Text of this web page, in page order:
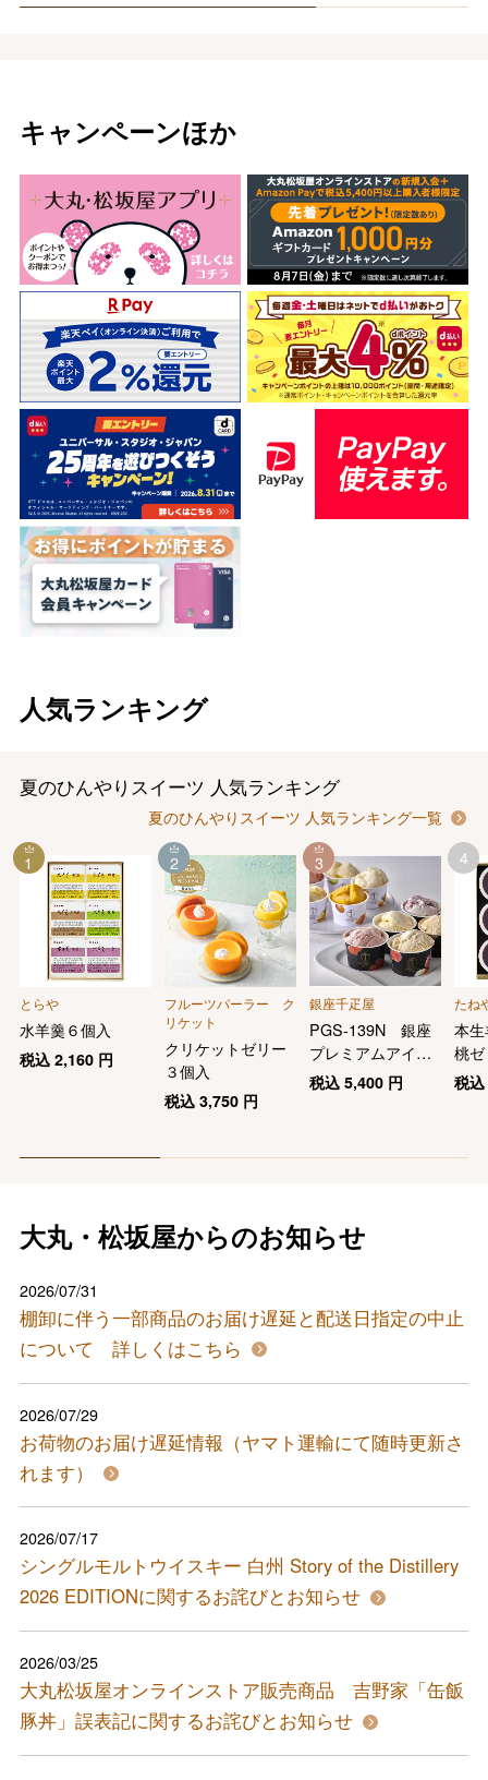
キャンペーンほか
人気ランキング
夏のひんやりスイーツ 人気ランキング
夏のひんやりスイーツ 人気ランキング一覧
とらや
水羊羹６個入
税込 2,160円
1
フルーツパーラー ク
リケット
クリケットゼリー
３個入
税込3,750 円
2
銀座千疋屋
PGS-139N 銀座
プレミアムアイス
＆ソルベ10個
税込5,400 円
3
たね
本
桃
（
税
4
大丸・松坂屋からのお知らせ
2026/07/31
棚卸に伴う一部商品のお届け遅延と配送日指定の中止
について 詳しくはこちら
2026/07/29
お荷物のお届け遅延情報（ヤマト運輸にて随時更新さ
れます）
2026/07/17
シングルモルトウイスキー 白州 Story of the Distillery
2026 EDITIONに関するお詫びとお知らせ
2026/03/25
大丸松坂屋オンラインストア販売商品 吉野家「缶飯
豚丼」誤表記に関するお詫びとお知らせ